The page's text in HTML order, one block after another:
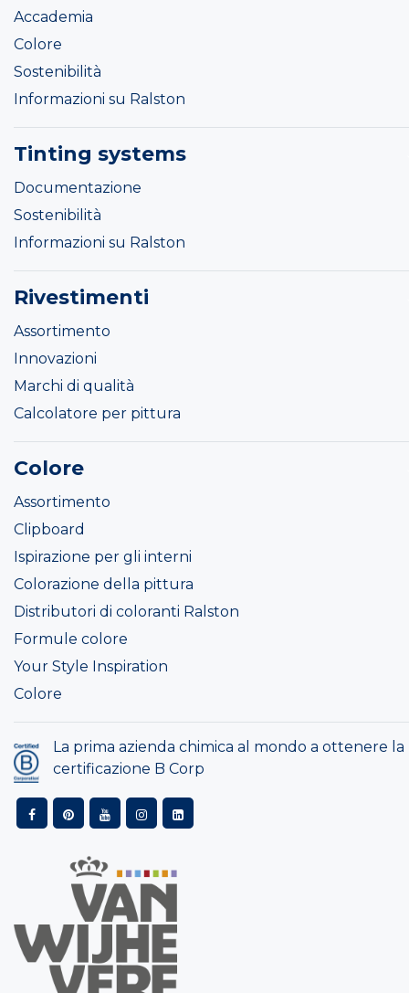
Accademia
Colore
Sostenibilità
Informazioni su Ralston
Tinting systems
Documentazione
Sostenibilità
Informazioni su Ralston
Rivestimenti
Assortimento
Innovazioni
Marchi di qualità
Calcolatore per pittura
Colore
Assortimento
Clipboard
Ispirazione per gli interni
Colorazione della pittura
Distributori di coloranti Ralston
Formule colore
Your Style Inspiration
Colore
La prima azienda chimica al mondo a ottenere la
certificazione B Corp